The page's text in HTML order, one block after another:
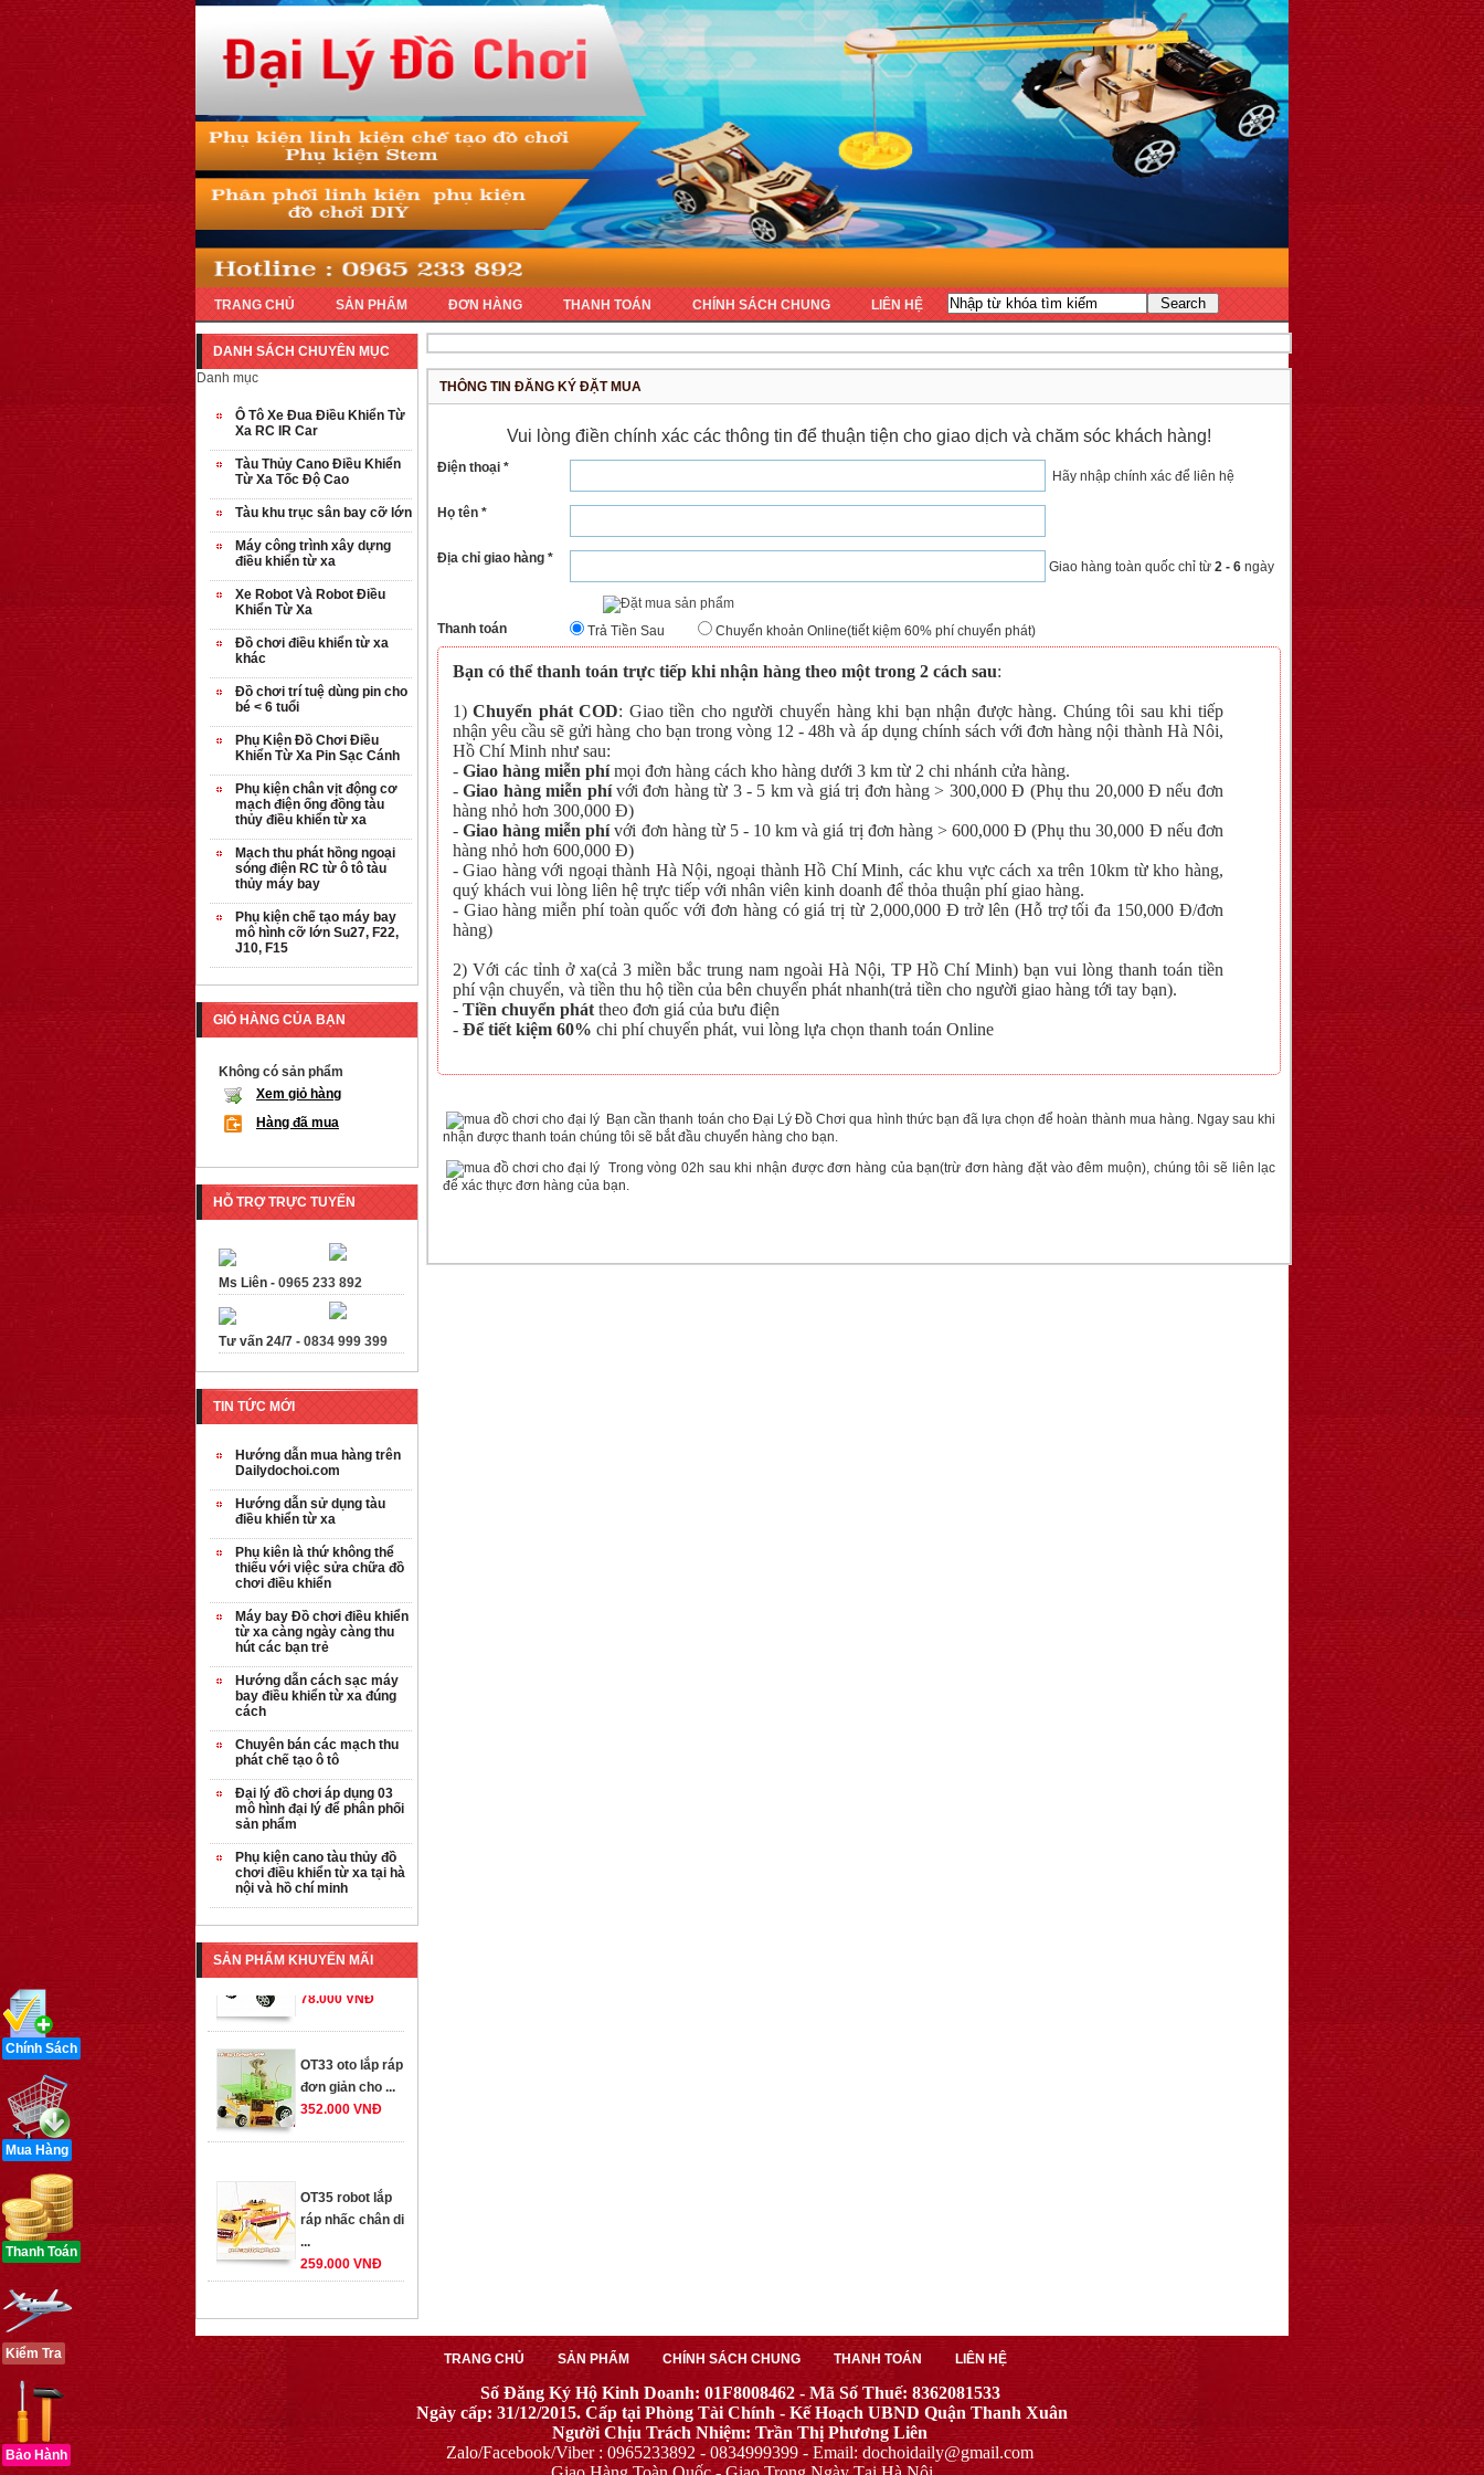
TRANG CHỦ SẢN PHẨM ĐƠN HÀNG THANH TOÁN CHÍNH SÁCH CHUNG LIÊN HỆ
THÔNG TIN ĐĂNG KÝ ĐẶT MUA
Vui lòng điền chính xác các thông tin để thuận tiện cho giao dịch và chăm sóc khách hàng!
Điện thoại *
Hãy nhập chính xác để liên hệ
Họ tên *
Địa chỉ giao hàng *
Giao hàng toàn quốc chỉ từ 2 - 6ngày
Thanh toán Trả Tiền Sau Chuyển khoản Online(tiết kiệm 60% phí chuyển phát)
Bạn có thể thanh toán trực tiếp khi nhận hàng theo một trong 2 cách sau:
1)Chuyển phát COD: Giao tiền cho người chuyển hàng khi bạn nhận được hàng. Chúng tôi sau khi tiếp
nhận yêu cầu sẽ gửi hàng cho bạn trong vòng 12 - 48h và áp dụng chính sách với đơn hàng nội thành Hà Nôi,
Hồ Chí Minh như sau:
- Giao hàng miễn phímọi đơn hàng cách kho hàng dưới 3 km từ 2 chi nhánh cửa hàng.
-Giao hàng miễn phívới đơn hàng từ 3 - 5 km và giá trị đơn hàng > 300,000 Đ (Phụ thu 20,000 Đ nếu đơn
hàng nhỏ hơn 300,000 Đ)
- Giao hàng miễn phívới đơn hàng từ 5 - 10 km và giá trị đơn hàng > 600,000 Đ (Phụ thu 30,000 Đ nếu đơn
hàng nhỏ hơn 600,000 Đ)
- Giao hàng với ngoại thành Hà Nội, ngoại thành Hồ Chí Minh, các khu vực cách xa trên 10km từ kho hàng,
quý khách vui lòng liên hệ trực tiếp với nhân viên kinh doanh để thỏa thuận phí giao hàng.
- Giao hàng miễn phí toàn quốc với đơn hàng có giá trị từ 2,000,000 Đ trở lên (Hỗ trợ tối đa 150,000 Đ/đơn
hàng)
2) Với các tỉnh ở xa(cả 3 miền bắc trung nam ngoài Hà Nội, TP Hồ Chí Minh) bạn vui lòng thanh toán tiền
phí vận chuyển, và tiền thu hộ tiền của bên chuyển phát nhanh(trả tiền cho người giao hàng tới tay bạn).
- Tiền chuyển pháttheo đơn giá của bưu điện
- Để tiết kiệm 60% chi phí chuyển phát, vui lòng lựa chọn thanh toán Online
Bạn cần thanh toán cho Đại Lý Đồ Chơi qua hình thức bạn đã lựa chọn để hoàn thành mua hàng. Ngay sau khi
nhận được thanh toán chúng tôi sẽ bắt đầu chuyển hàng cho bạn.
Trong vòng 02h sau khi nhận được đơn hàng của bạn(trừ đơn hàng đặt vào đêm muộn), chúng tôi sẽ liên lạc
để xác thực đơn hàng của bạn.
DANH SÁCH CHUYÊN MỤC
Danh mục
Ô Tô Xe Đua Điều Khiển Từ
Xa RC IR Car
Tàu Thủy Cano Điều Khiển
Từ Xa Tốc Độ Cao
Tàu khu trục sân bay cỡ lớn
Máy công trình xây dựng
điều khiển từ xa
Xe Robot Và Robot Điều
Khiển Từ Xa
Đồ chơi điều khiển từ xa
khác
Đồ chơi trí tuệ dùng pin cho
bé < 6 tuổi
Phụ Kiện Đồ Chơi Điều
Khiển Từ Xa Pin Sạc Cánh
Phụ kiện chân vịt động cơ
mạch điện ống đồng tàu
thủy điều khiển từ xa
Mạch thu phát hồng ngoại
sóng điện RC từ ô tô tàu
thủy máy bay
Phụ kiện chế tạo máy bay
mô hình cỡ lớn Su27, F22,
J10, F15
GIỎ HÀNG CỦA BẠN
Không có sản phẩm
Xem giỏ hàng
Hàng đã mua
HỖ TRỢ TRỰC TUYẾN
Ms Liên - 0965 233 892
Tư vấn 24/7 - 0834 999 399
TIN TỨC MỚI
Hướng dẫn mua hàng trên
Dailydochoi.com
Hướng dẫn sử dụng tàu
điều khiển từ xa
Phụ kiên là thứ không thể
thiếu với việc sửa chữa đồ
chơi điều khiển
Máy bay Đồ chơi điều khiển
từ xa càng ngày càng thu
hút các bạn trẻ
Hướng dẫn cách sạc máy
bay điều khiển từ xa đúng
cách
Chuyên bán các mạch thu
phát chế tạo ô tô
Đại lý đồ chơi áp dụng 03
mô hình đại lý để phân phối
sản phẩm
Phụ kiện cano tàu thủy đồ
chơi điều khiển từ xa tại hà
nội và hồ chí minh
SẢN PHẨM KHUYẾN MÃI
OT35 robot lắp
...
259.000 VNĐ
đơn giản có ...
75.000 VNĐ
lắp ghép đơn ...
78.000 VNĐ
đơn giản cho ...
352.000 VNĐ
ráp nhấc chân di
...
259.000 VNĐ
75.000 VNĐ
lắp ghép đơn ...
TRANG CHỦ SẢN PHẨM CHÍNH SÁCH CHUNG THANH TOÁN LIÊN HỆ
Số Đăng Ký Hộ Kinh Doanh: 01F8008462 - Mã Số Thuế: 8362081533
Ngày cấp: 31/12/2015. Cấp tại Phòng Tài Chính - Kế Hoạch UBND Quận Thanh Xuân
Người Chịu Trách Nhiệm: Trần Thị Phương Liên
Zalo/Facebook/Viber : 0965233892 - 0834999399 - Email: dochoidaily@gmail.com
Chính Sách
Mua Hàng
Thanh Toán
Kiểm Tra
Bảo Hành